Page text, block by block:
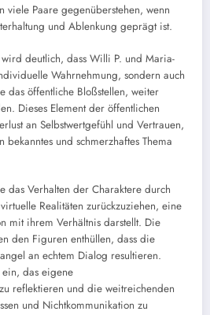
viele Paare gegenüberstehen, wenn
und Ablenkung geprägt ist.
deutlich, dass Willi P. und Maria-
Wahrnehmung, sondern auch
das öffentliche Bloßstellen, weiter
Dieses Element der öffentlichen
an Selbstwertgefühl und Vertrauen,
und schmerzhaftes Thema
das Verhalten der Charaktere durch
Realitäten zurückzuziehen, eine
mit ihrem Verhältnis darstellt. Die
den Figuren enthüllen, dass die
an echtem Dialog resultieren.
ein, das eigene
reflektieren und die weitreichenden
und Nichtkommunikation zu